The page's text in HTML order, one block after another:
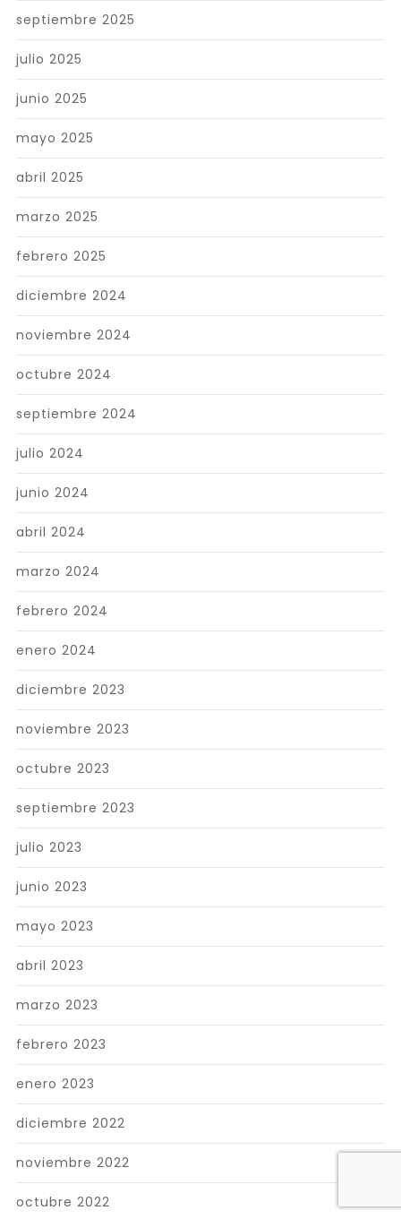
septiembre 2025
julio 2025
junio 2025
mayo 2025
abril 2025
marzo 2025
febrero 2025
diciembre 2024
noviembre 2024
octubre 2024
septiembre 2024
julio 2024
junio 2024
abril 2024
marzo 2024
febrero 2024
enero 2024
diciembre 2023
noviembre 2023
octubre 2023
septiembre 2023
julio 2023
junio 2023
mayo 2023
abril 2023
marzo 2023
febrero 2023
enero 2023
diciembre 2022
noviembre 2022
octubre 2022